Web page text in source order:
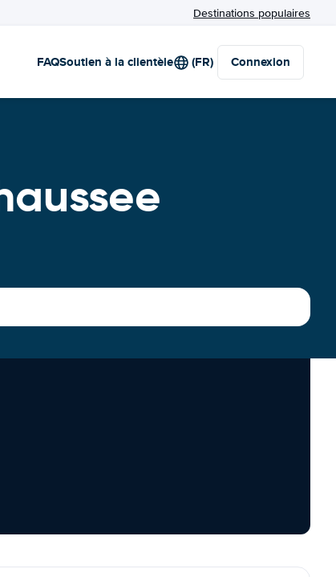
Destinations populaires
FAQSoutien à la clientèle (FR) Connexion